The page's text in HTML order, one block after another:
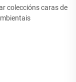
coleccións caras de